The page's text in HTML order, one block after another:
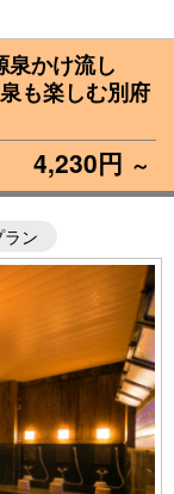
泉かけ流し
も楽しむ別府
4,230円 ～
ン